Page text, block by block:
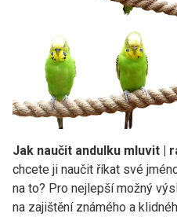
Jak naučit andulku mluvit |
chcete ji naučit říkat své
na to? Pro nejlepší možný
na zajištění známého a